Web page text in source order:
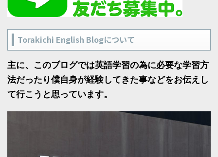
Torakichi English Blogについて
主に、このブログでは英語学習の為に必要な学習方
法だったり僕自身が経験してきた事などをお伝えし
て行こうと思っています。